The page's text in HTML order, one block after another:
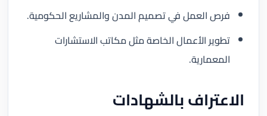
فرص العمل في تصميم المدن والمشاريع الحكومية.
تطوير الأعمال الخاصة مثل مكاتب الاستشارات
المعمارية.
الاعتراف بالشهادات